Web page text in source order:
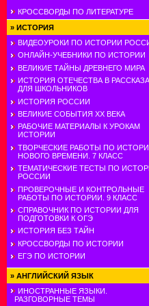
КРОССВОРДЫ ПО ЛИТЕРАТУРЕ
» ИСТОРИЯ
ВИДЕОУРОКИ ПО ИСТОРИИ
ОНЛАЙН-УЧЕБНИКИ ПО ИСТОРИИ
ВЕЛИКИЕ ТАЙНЫ ДРЕВНЕГО МИРА
ИСТОРИЯ ОТЕЧЕСТВА В
ДЛЯ ШКОЛЬНИКОВ
ИСТОРИЯ РОССИИ
ВЕЛИКИЕ СОБЫТИЯ ХХ ВЕКА
РАБОЧИЕ МАТЕРИАЛЫ К УРОКАМ
ИСТОРИИ
ТВОРЧЕСКИЕ РАБОТЫ ПО
НОВОГО ВРЕМЕНИ. 7 КЛАСС
ТЕМАТИЧЕСКИЕ ТЕСТЫ ПО
РОССИИ
ПРОВЕРОЧНЫЕ И КОНТРОЛЬНЫЕ
РАБОТЫ ПО ИСТОРИИ. 9 КЛАСС
СПРАВОЧНИК ПО ИСТОРИИ ДЛЯ
ПОДГОТОВКИ К ОГЭ
ИСТОРИЯ БЕЗ ТАЙН
КРОССВОРДЫ ПО ИСТОРИИ
ЕГЭ ПО ИСТОРИИ
» АНГЛИЙСКИЙ ЯЗЫК
ИНОСТРАННЫЕ ЯЗЫКИ.
РАЗГОВОРНЫЕ ТЕМЫ